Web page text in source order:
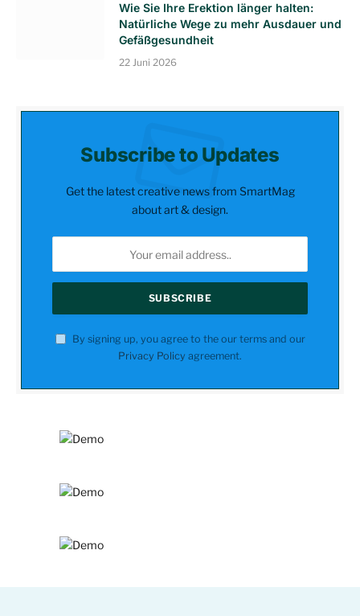
Wie Sie Ihre Erektion länger halten:
Natürliche Wege zu mehr Ausdauer und
Gefäßgesundheit
22 Juni 2026
Subscribe to Updates
Get the latest creative news from SmartMag
about art & design.
By signing up, you agree to the our terms and our
Privacy Policy agreement.